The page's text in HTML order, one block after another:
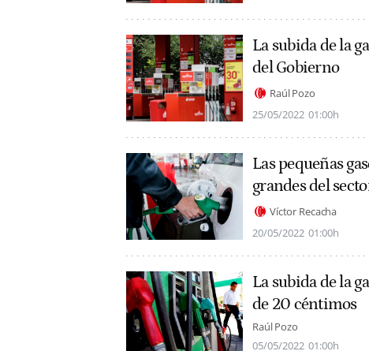
La subida de la
del Gobierno
Raúl Pozo
25/05/2022 01:00h
Las pequeñas
grandes del
Víctor Recacha
20/05/2022 01:00h
La subida de la
de 20 céntimos
Raúl Pozo
05/05/2022 01:00h